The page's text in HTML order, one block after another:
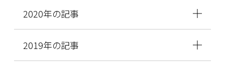
2020年の記事
2019年の記事